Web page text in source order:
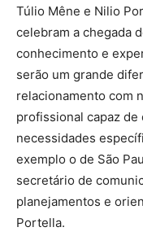
Túlio Mêne e Nilio
celebram a chegada
conhecimento e
serão um grande
relacionamento com
profissional capaz de
necessidades
exemplo o de São
secretário de
planejamentos e
Portella.